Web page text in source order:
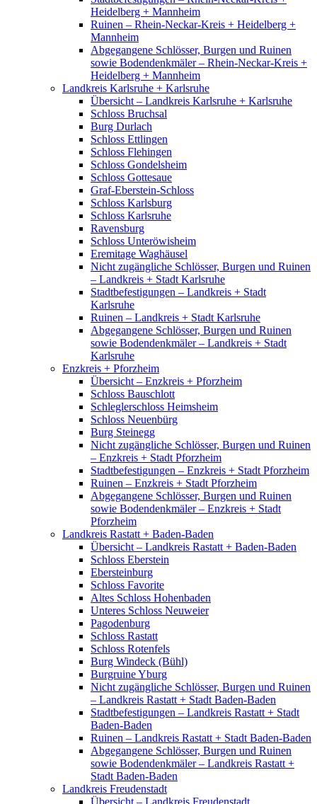
Heidelberg + Mannheim
Ruinen – Rhein-Neckar-Kreis + Heidelberg +
Mannheim
Abgegangene Schlösser, Burgen und Ruinen
sowie Bodendenkmäler – Rhein-Neckar-Kreis +
Heidelberg + Mannheim
Landkreis Karlsruhe + Karlsruhe
Übersicht – Landkreis Karlsruhe + Karlsruhe
Schloss Bruchsal
Burg Durlach
Schloss Ettlingen
Schloss Flehingen
Schloss Gondelsheim
Schloss Gottesaue
Graf-Eberstein-Schloss
Schloss Karlsburg
Schloss Karlsruhe
Ravensburg
Schloss Unteröwisheim
Eremitage Waghäusel
Nicht zugängliche Schlösser, Burgen und Ruinen
– Landkreis + Stadt Karlsruhe
Stadtbefestigungen – Landkreis + Stadt
Karlsruhe
Ruinen – Landkreis + Stadt Karlsruhe
Abgegangene Schlösser, Burgen und Ruinen
sowie Bodendenkmäler – Landkreis + Stadt
Karlsruhe
Enzkreis + Pforzheim
Übersicht – Enzkreis + Pforzheim
Schloss Bauschlott
Schleglerschloss Heimsheim
Schloss Neuenbürg
Burg Steinegg
Nicht zugängliche Schlösser, Burgen und Ruinen
– Enzkreis + Stadt Pforzheim
Stadtbefestigungen – Enzkreis + Stadt Pforzheim
Ruinen – Enzkreis + Stadt Pforzheim
Abgegangene Schlösser, Burgen und Ruinen
sowie Bodendenkmäler – Enzkreis + Stadt
Pforzheim
Landkreis Rastatt + Baden-Baden
Übersicht – Landkreis Rastatt + Baden-Baden
Schloss Eberstein
Ebersteinburg
Schloss Favorite
Altes Schloss Hohenbaden
Unteres Schloss Neuweier
Pagodenburg
Schloss Rastatt
Schloss Rotenfels
Burg Windeck (Bühl)
Burgruine Yburg
Nicht zugängliche Schlösser, Burgen und Ruinen
– Landkreis Rastatt + Stadt Baden-Baden
Stadtbefestigungen – Landkreis Rastatt + Stadt
Baden-Baden
Ruinen – Landkreis Rastatt + Stadt Baden-Baden
Abgegangene Schlösser, Burgen und Ruinen
sowie Bodendenkmäler – Landkreis Rastatt +
Stadt Baden-Baden
Landkreis Freudenstadt
Übersicht – Landkreis Freudenstadt